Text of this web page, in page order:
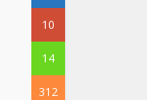
10
14
312